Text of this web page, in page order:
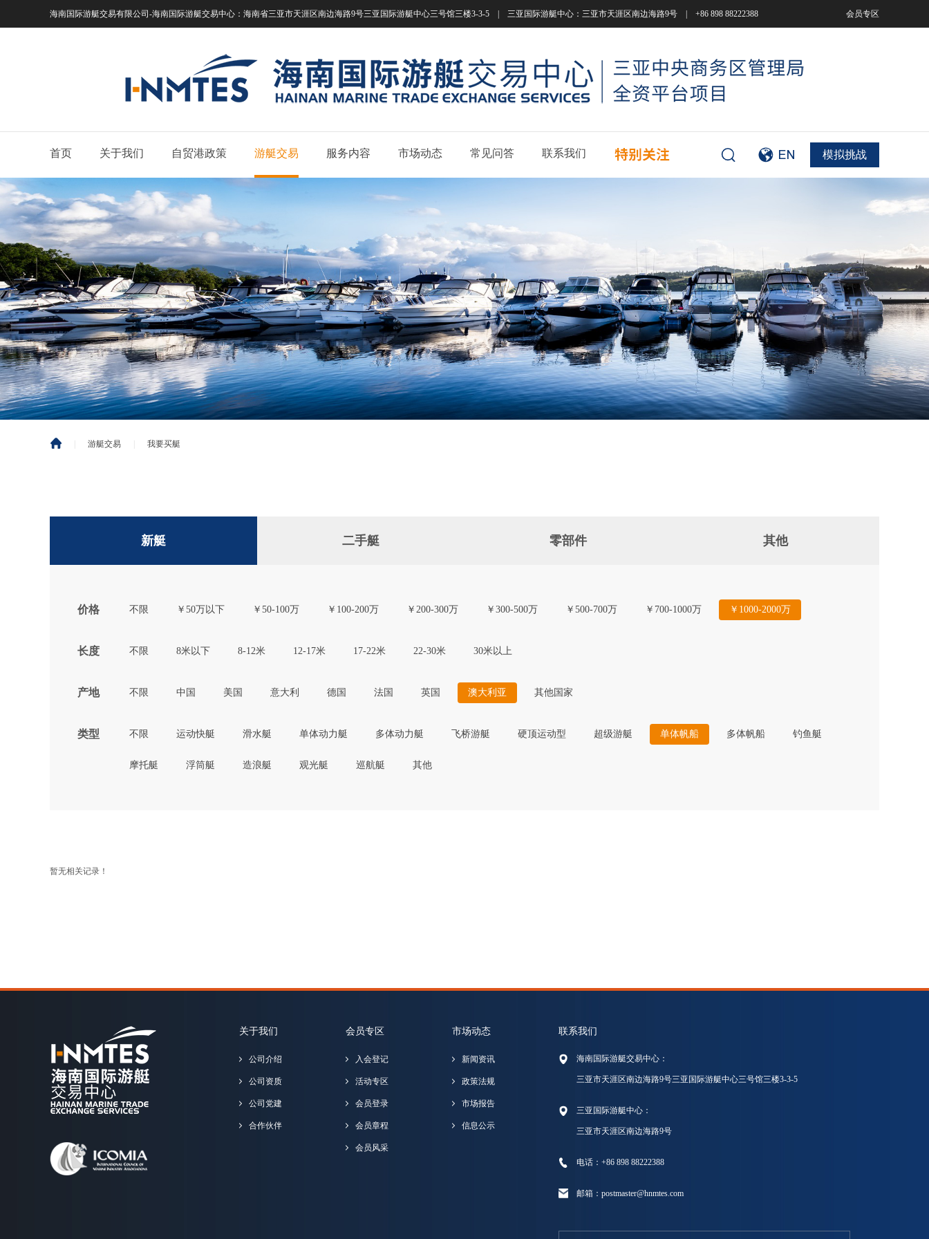
海南国际游艇交易有限公司-海南国际游艇交易中心： 海南省三亚市天涯区南边海路9号三亚国际游艇中心三号馆三楼3-3-5 | 三亚国际游艇中心：三亚市天涯区南边海路9号 | +86 898 88222388 会员专区
模拟挑战
首页 关于我们 自贸港政策 游艇交易 服务内容 市场动态 常见问答 联系我们
游艇交易 我要买艇
新艇 二手艇 零部件 其他
价格 不限 ￥50万以下 ￥50-100万 ￥100-200万 ￥200-300万 ￥300-500万 ￥500-700万 ￥700-1000万 ￥1000-2000万
长度 不限 8米以下 8-12米 12-17米 17-22米 22-30米 30米以上
产地 不限 中国 美国 意大利 德国 法国 英国 澳大利亚 其他国家
类型 不限 运动快艇 滑水艇 单体动力艇 多体动力艇 飞桥游艇 硬顶运动型 超级游艇 单体帆船 多体帆船 钓鱼艇
摩托艇 浮筒艇 造浪艇 观光艇 巡航艇 其他
暂无相关记录！
关于我们
公司介绍
公司资质
公司党建
合作伙伴
会员专区
入会登记
活动专区
会员登录
会员章程
会员风采
市场动态
新闻资讯
政策法规
市场报告
信息公示
联系我们
海南国际游艇交易中心：
三亚市天涯区南边海路9号三亚国际游艇中心三号馆三楼3-3-5
三亚国际游艇中心：
三亚市天涯区南边海路9号
电话：+86 898 88222388
邮箱：postmaster@hnmtes.com